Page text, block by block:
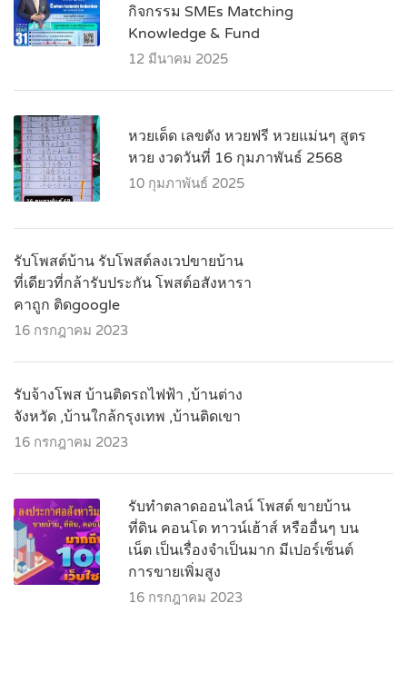
กิจกรรม SMEs Matching
Knowledge & Fund
12 มีนาคม 2025
หวยเด็ด เลขดัง หวยฟรี หวยแม่นๆ สูตร
หวย งวดวันที่ 16 กุมภาพันธ์ 2568
10 กุมภาพันธ์ 2025
รับโพสต์บ้าน รับโพสต์ลงเวปขายบ้าน
ที่เดียวที่กล้ารับประกัน โพสต์อสังหารา
คาถูก ติดgoogle
16 กรกฎาคม 2023
รับจ้างโพส บ้านติดรถไฟฟ้า ,บ้านต่าง
จังหวัด ,บ้านใกล้กรุงเทพ ,บ้านติดเขา
16 กรกฎาคม 2023
รับทำตลาดออนไลน์ โพสต์ ขายบ้าน
ที่ดิน คอนโด ทาวน์เฮ้าส์ หรืออื่นๆ บน
เน็ต เป็นเรื่องจำเป็นมาก มีเปอร์เซ็นต์
การขายเพิ่มสูง
16 กรกฎาคม 2023